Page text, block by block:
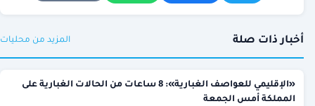
أخبار ذات صلة المزيد من محليات
«الإقليمي للعواصف الغبارية»: 8 ساعات من الحالات الغبارية على
المملكة أمس الجمعة